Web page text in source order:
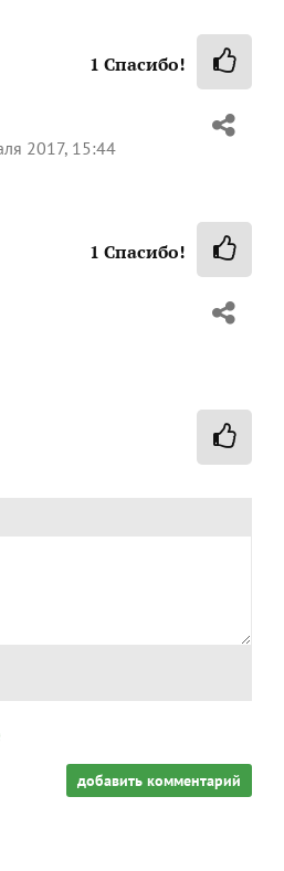
1 Спасибо!
2017, 15:44
1 Спасибо!
добавить комментарий